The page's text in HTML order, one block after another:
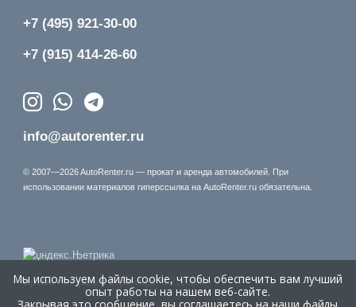
+7 (495) 921-30-00
+7 (915) 414-26-60
info@autorenter.ru
© 2007—2026 AutoRenter.ru — прокат и аренда автомобилей. При
использовании материалов гиперссылка на AutoRenter.ru обязательна.
Время генерации страницы: 0.211 сек.
Мы используем файлы cookie, чтобы обеспечить вам лучший
опыт работы на нашем веб-сайте.